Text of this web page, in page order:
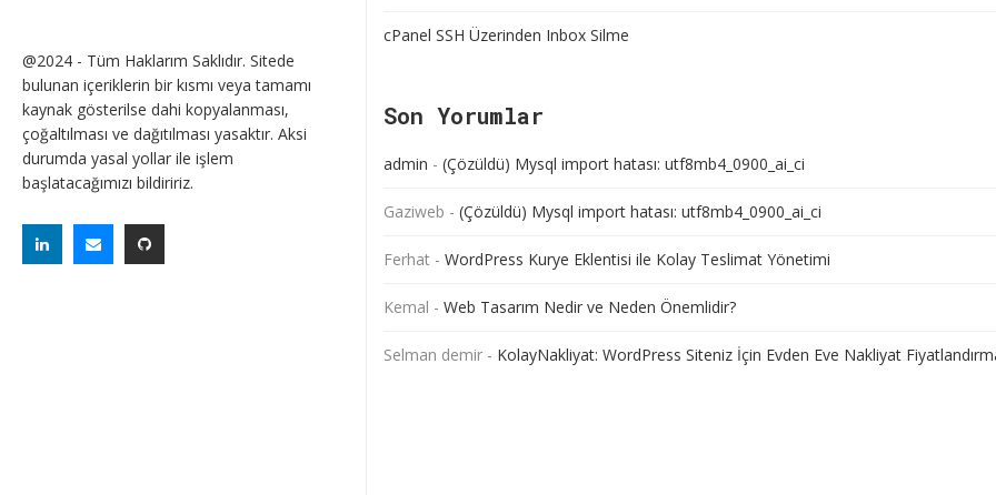
@2024 - Tüm Haklarım Saklıdır. Sitede
bulunan içeriklerin bir kısmı veya tamamı
kaynak gösterilse dahi kopyalanması,
çoğaltılması ve dağıtılması yasaktır. Aksi
durumda yasal yollar ile işlem
başlatacağımızı bildiririz.
cPanel SSH Üzerinden Inbox Silme
Son Yorumlar
admin - (Çözüldü) Mysql import hatası: utf8mb4_0900_ai_ci
Gaziweb - (Çözüldü) Mysql import hatası: utf8mb4_0900_ai_ci
Ferhat - WordPress Kurye Eklentisi ile Kolay Teslimat Yönetimi
Kemal - Web Tasarım Nedir ve Neden Önemlidir?
Selman demir - KolayNakliyat: WordPress Siteniz İçin Evden Eve Nakliyat